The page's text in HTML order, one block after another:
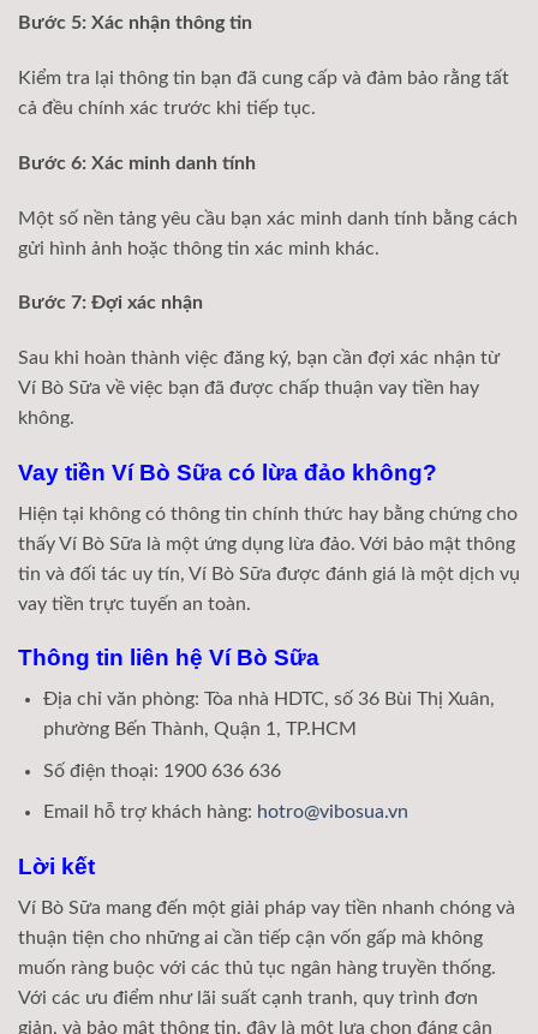
Bước 5: Xác nhận thông tin
Kiểm tra lại thông tin bạn đã cung cấp và đảm bảo rằng tất
cả đều chính xác trước khi tiếp tục.
Bước 6: Xác minh danh tính
Một số nền tảng yêu cầu bạn xác minh danh tính bằng cách
gửi hình ảnh hoặc thông tin xác minh khác.
Bước 7: Đợi xác nhận
Sau khi hoàn thành việc đăng ký, bạn cần đợi xác nhận từ
Ví Bò Sữa về việc bạn đã được chấp thuận vay tiền hay
không.
Vay tiền Ví Bò Sữa có lừa đảo không?
Hiện tại không có thông tin chính thức hay bằng chứng cho
thấy Ví Bò Sữa là một ứng dụng lừa đảo. Với bảo mật thông
tin và đối tác uy tín, Ví Bò Sữa được đánh giá là một dịch vụ
vay tiền trực tuyến an toàn.
Thông tin liên hệ Ví Bò Sữa
Địa chỉ văn phòng: Tòa nhà HDTC, số 36 Bùi Thị Xuân,
phường Bến Thành, Quận 1, TP.HCM
Số điện thoại: 1900 636 636
Email hỗ trợ khách hàng: hotro@vibosua.vn
Lời kết
Ví Bò Sữa mang đến một giải pháp vay tiền nhanh chóng và
thuận tiện cho những ai cần tiếp cận vốn gấp mà không
muốn ràng buộc với các thủ tục ngân hàng truyền thống.
Với các ưu điểm như lãi suất cạnh tranh, quy trình đơn
giản, và bảo mật thông tin, đây là một lựa chọn đáng cân